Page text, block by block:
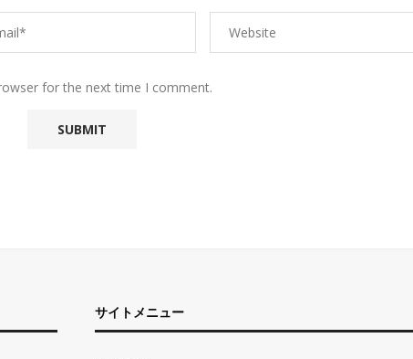
for the next time I comment.
サイトメニュー